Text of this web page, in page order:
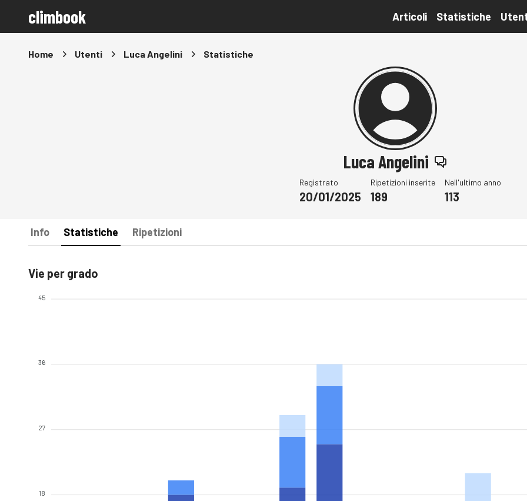
climbook Articoli Statistiche
Home Utenti Luca Angelini Statistiche
Luca Angelini
Registrato
20/01/2025
Ripetizioni inserite
189
Nell'ultimo anno
113
Info Statistiche Ripetizioni
Vie per grado
45
36
27
18